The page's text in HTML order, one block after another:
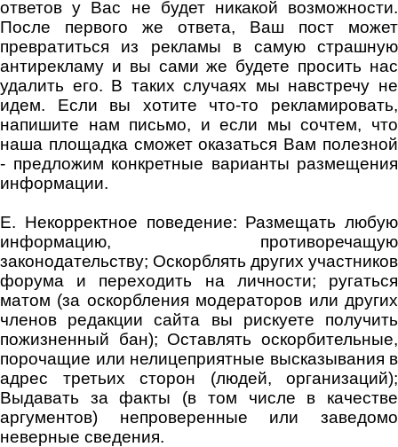
ответов у Вас не будет никакой возможности.
После первого же ответа, Ваш пост может
превратиться из рекламы в самую страшную
антирекламу и вы сами же будете просить нас
удалить его. В таких случаях мы навстречу не
идем. Если вы хотите что-то рекламировать,
напишите нам письмо, и если мы сочтем, что
наша площадка сможет оказаться Вам полезной
- предложим конкретные варианты размещения
информации.
E. Некорректное поведение: Размещать любую
информацию, противоречащую
законодательству; Оскорблять других участников
форума и переходить на личности; ругаться
матом (за оскорбления модераторов или других
членов редакции сайта вы рискуете получить
пожизненный бан); Оставлять оскорбительные,
порочащие или нелицеприятные высказывания в
адрес третьих сторон (людей, организаций);
Выдавать за факты (в том числе в качестве
аргументов) непроверенные или заведомо
неверные сведения.